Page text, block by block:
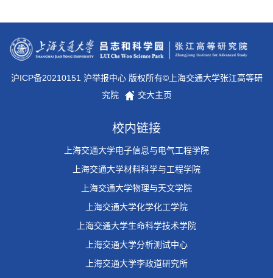
沪ICP备20210151 沪举报中心 版权所有©上海交通大学张江高等研
究院
交大主页
校内链接
上海交通大学电子信息与电气工程学院
上海交通大学材料科学与工程学院
上海交通大学物理与天文学院
上海交通大学化学化工学院
上海交通大学生命科学技术学院
上海交通大学分析测试中心
上海交通大学李政道研究所